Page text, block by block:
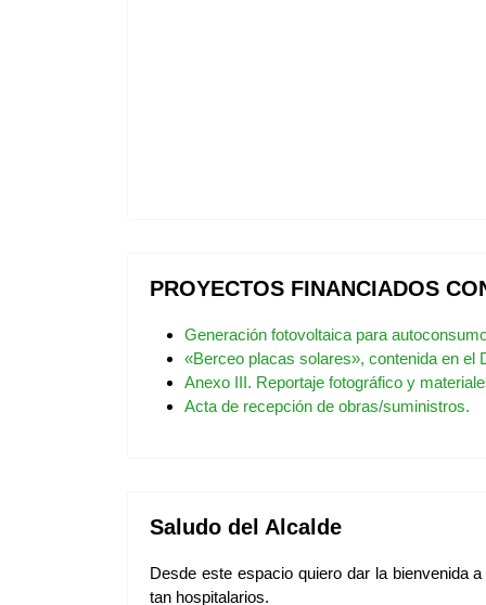
PROYECTOS FINANCIADOS
Generación fotovoltaica para
«Berceo placas solares», contenida en el
Anexo III. Reportaje fotográfico y
Acta de recepción de obras/suministros.
Saludo del Alcalde
Desde este espacio quiero dar la bienvenida
tan hospitalarios.